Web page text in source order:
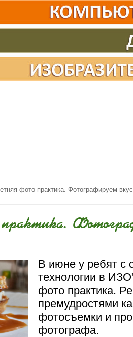
фото практика. Фотографируем
В июне у ребят с
технологии в
фото практика.
премудростями
фотосъемки и
фотографа.